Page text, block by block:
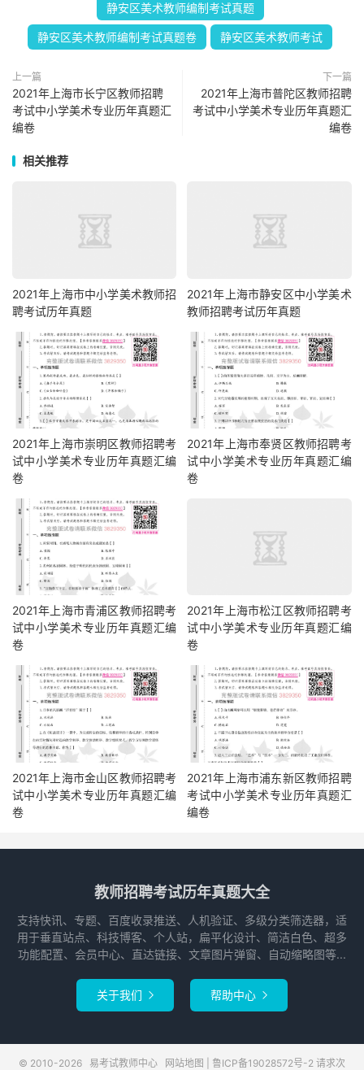
静安区美术教师编制考试真题
静安区美术教师编制考试真题卷 静安区美术教师考试
上一篇
2021年上海市长宁区教师招聘
考试中小学美术专业历年真题汇
编卷
下一篇
2021年上海市普陀区教师招聘
考试中小学美术专业历年真题汇
编卷
相关推荐
2021年上海市中小学美术教师招
聘考试历年真题
2021年上海市静安区中小学美术
教师招聘考试历年真题
2021年上海市崇明区教师招聘考
试中小学美术专业历年真题汇编
卷
2021年上海市奉贤区教师招聘考
试中小学美术专业历年真题汇编
卷
2021年上海市青浦区教师招聘考
试中小学美术专业历年真题汇编
卷
2021年上海市松江区教师招聘考
试中小学美术专业历年真题汇编
卷
2021年上海市金山区教师招聘考
试中小学美术专业历年真题汇编
卷
2021年上海市浦东新区教师招聘
考试中小学美术专业历年真题汇
编卷
教师招聘考试历年真题大全
支持快讯、专题、百度收录推送、人机验证、多级分类筛选器，适
用于垂直站点、科技博客、个人站，扁平化设计、简洁白色、超多
功能配置、会员中心、直达链接、文章图片弹窗、自动缩略图等...
关于我们  帮助中心 
© 2010-2026 易考试教师中心 网站地图 鲁ICP备19028572号-2 请求次